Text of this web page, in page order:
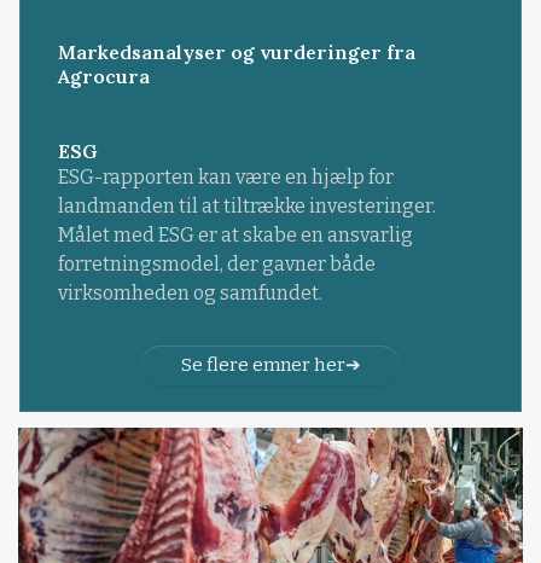
Markedsanalyser og vurderinger fra
Agrocura
ESG
ESG-rapporten kan være en hjælp for
landmanden til at tiltrække investeringer.
Målet med ESG er at skabe en ansvarlig
forretningsmodel, der gavner både
virksomheden og samfundet.
Se flere emner her